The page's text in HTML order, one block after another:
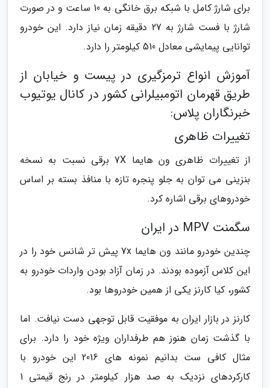
برای شارژ کامل با شبکه برق خانگی به 10 ساعت و در صورت
شارژ با فست شارژ به 27 دقیقه زمان نیاز دارد. این خودرو
توانایی پیمایشی معادل 510 کیلومتر را دارد.
آموزش انواع ترمزگیری در پیست و خیابان از
طریق قهرمان اتومبیلرانی کشور در کانال یوتیوب
خبرنگاران پلاس:
تغییرات ظاهری
از تغییرات ظاهری ون هایما 7X برقی نسبت به نسخه
بنزینی می توان به جلو پنجره تازه با منافذ بسته بر اساس
خودروهای برقی اشاره کرد.
سگمنت MPV در ایران
چندین خودرو مانند ون هایما 7x پیش تر شانس خود را در
این کلاس آزموده بودند. در زمان آزاد بودن واردات خودرو به
کشور، کیا کارنز یکی از همین خودروها بود.
کارنز در بازار ایران به موفقیت قابل توجهی دست نیافت. اما
با گذشت زمان هنوز هم طرفداران ویژه خود را دارد. برای
مثال کافی ست بدانیم نمونه های 2016 این خودرو با
کارکردهای نزدیک به صد هزار کیلومتر در رنج قیمتی 1